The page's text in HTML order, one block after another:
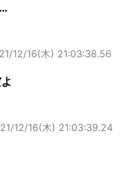
12/16(木) 21:03:38.56
12/16(木) 21:03:39.24